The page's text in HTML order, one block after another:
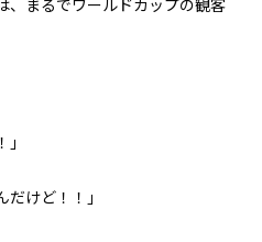
１４日：ゴーレム×４
まるでワールドカップの観客
だけど！！」